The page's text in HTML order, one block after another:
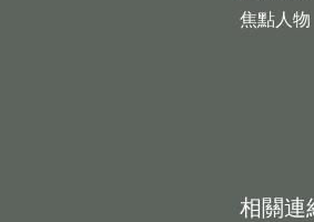
焦點人物
相關連